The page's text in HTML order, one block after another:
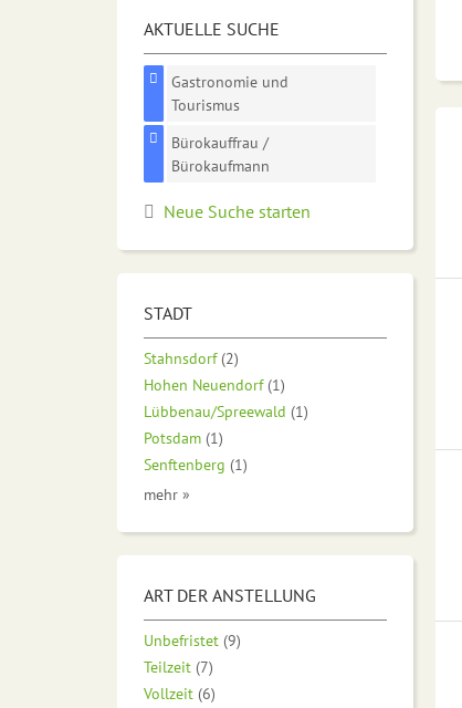
AKTUELLE SUCHE
Gastronomie und
Tourismus
Bürokauffrau /
Bürokaufmann
Neue Suche starten
STADT
Stahnsdorf (2)
Hohen Neuendorf (1)
Lübbenau/Spreewald (1)
Potsdam (1)
Senftenberg (1)
mehr »
ART DER ANSTELLUNG
Unbefristet (9)
Teilzeit (7)
Vollzeit (6)